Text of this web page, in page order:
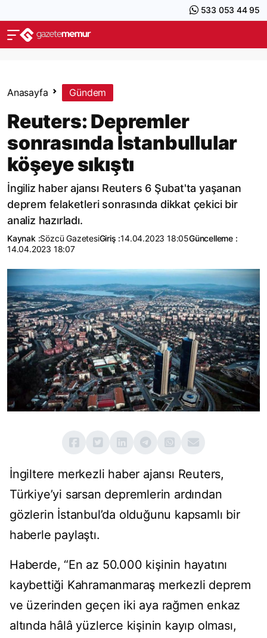
533 053 44 95
Anasayfa Gündem
Reuters: Depremler
sonrasında İstanbullular
köşeye sıkıştı
İngiliz haber ajansı Reuters 6 Şubat'ta yaşanan
deprem felaketleri sonrasında dikkat çekici bir
analiz hazırladı.
Kaynak :Sözcü GazetesiGiriş :14.04.2023 18:05Güncelleme :
14.04.2023 18:07
İngiltere merkezli haber ajansı Reuters,
Türkiye’yi sarsan depremlerin ardından
gözlerin İstanbul’da olduğunu kapsamlı bir
haberle paylaştı.
Haberde, “En az 50.000 kişinin hayatını
kaybettiği Kahramanmaraş merkezli deprem
ve üzerinden geçen iki aya rağmen enkaz
altında hâlâ yüzlerce kişinin kayıp olması,